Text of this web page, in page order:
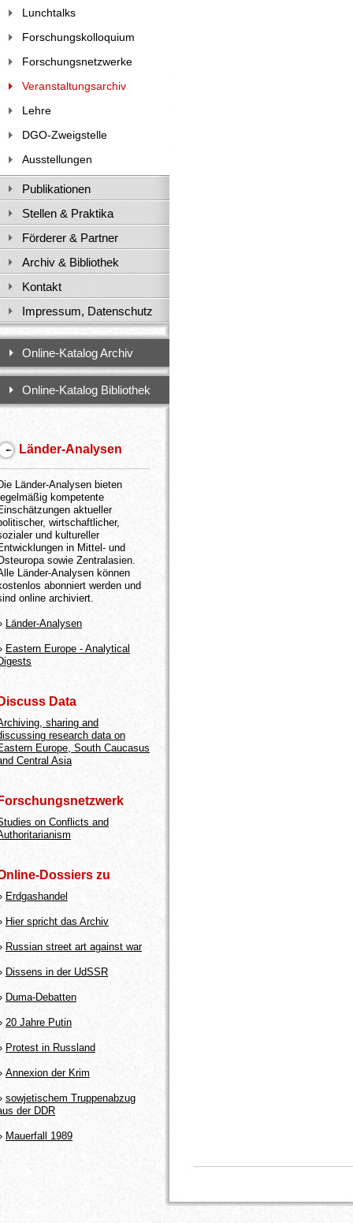
Lunchtalks
Forschungskolloquium
Forschungsnetzwerke
Veranstaltungsarchiv
Lehre
DGO-Zweigstelle
Ausstellungen
Publikationen
Stellen & Praktika
Förderer & Partner
Archiv & Bibliothek
Kontakt
Impressum, Datenschutz
Online-Katalog Archiv
Online-Katalog Bibliothek
Länder-Analysen
Länder-Analysen bieten
kompetente
aktueller
wirtschaftlicher,
und kultureller
in Mittel- und
sowie Zentralasien.
Länder-Analysen können
abonniert werden und
online archiviert.
Länder-Analysen
Eastern Europe - Analytical
Data
sharing and
research data on
Europe, South Caucasus
Central Asia
on Conflicts and
Dossiers zu
Erdgashandel
Hier spricht das Archiv
Russian street art against war
Dissens in der UdSSR
Duma-Debatten
20 Jahre Putin
Protest in Russland
Annexion der Krim
sowjetischem Truppenabzug
der DDR
Mauerfall 1989